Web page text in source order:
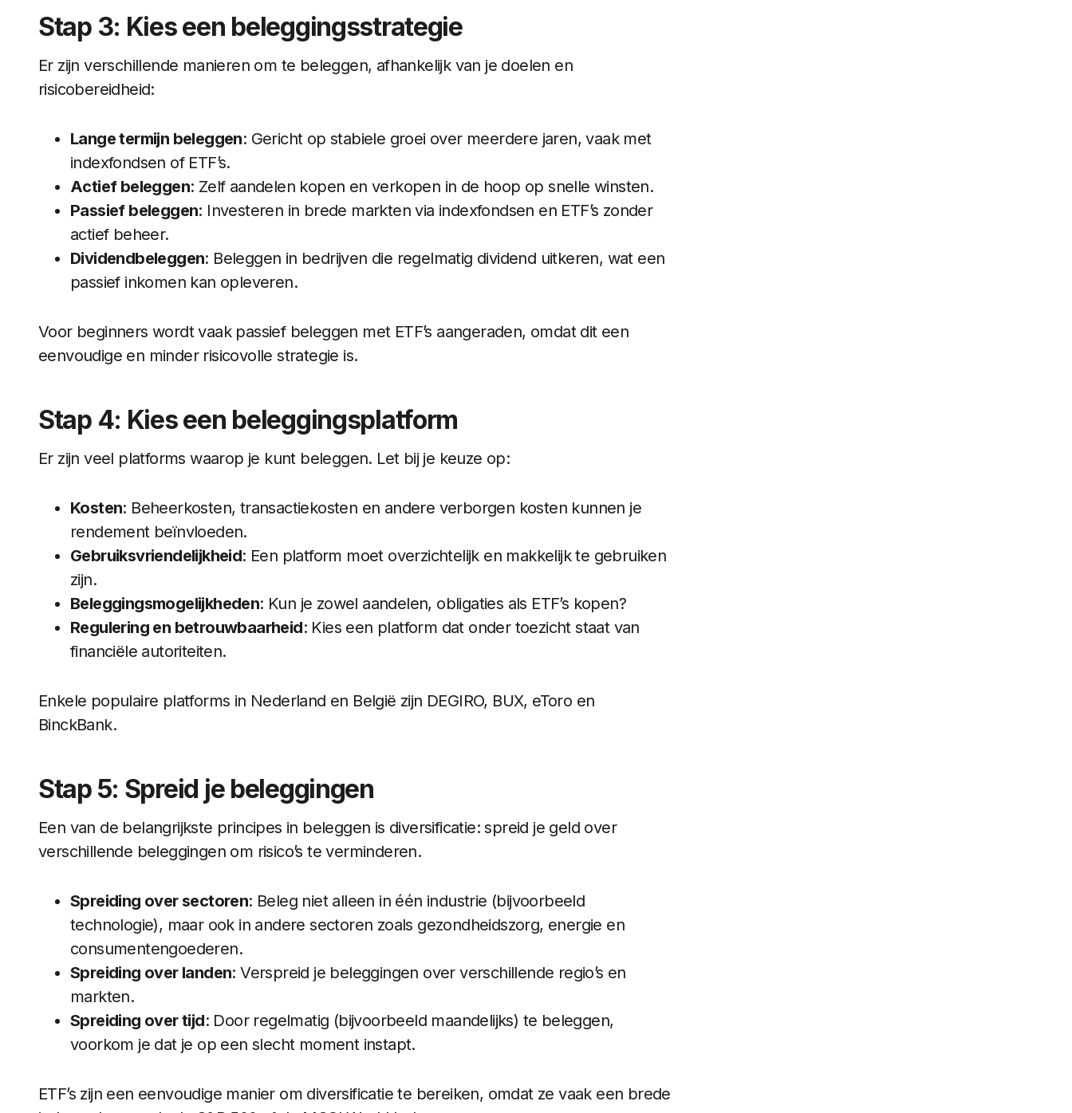
Stap 3: Kies een beleggingsstrategie
Er zijn verschillende manieren om te beleggen, afhankelijk van je doelen en
risicobereidheid:
Lange termijn beleggen: Gericht op stabiele groei over meerdere jaren, vaak met
indexfondsen of ETF’s.
Actief beleggen: Zelf aandelen kopen en verkopen in de hoop op snelle winsten.
Passief beleggen: Investeren in brede markten via indexfondsen en ETF’s zonder
actief beheer.
Dividendbeleggen: Beleggen in bedrijven die regelmatig dividend uitkeren, wat een
passief inkomen kan opleveren.
Voor beginners wordt vaak passief beleggen met ETF’s aangeraden, omdat dit een
eenvoudige en minder risicovolle strategie is.
Stap 4: Kies een beleggingsplatform
Er zijn veel platforms waarop je kunt beleggen. Let bij je keuze op:
Kosten: Beheerkosten, transactiekosten en andere verborgen kosten kunnen je
rendement beïnvloeden.
Gebruiksvriendelijkheid: Een platform moet overzichtelijk en makkelijk te gebruiken
zijn.
Beleggingsmogelijkheden: Kun je zowel aandelen, obligaties als ETF’s kopen?
Regulering en betrouwbaarheid: Kies een platform dat onder toezicht staat van
financiële autoriteiten.
Enkele populaire platforms in Nederland en België zijn DEGIRO, BUX, eToro en
BinckBank.
Stap 5: Spreid je beleggingen
Een van de belangrijkste principes in beleggen is diversificatie: spreid je geld over
verschillende beleggingen om risico’s te verminderen.
Spreiding over sectoren: Beleg niet alleen in één industrie (bijvoorbeeld
technologie), maar ook in andere sectoren zoals gezondheidszorg, energie en
consumentengoederen.
Spreiding over landen: Verspreid je beleggingen over verschillende regio’s en
markten.
Spreiding over tijd: Door regelmatig (bijvoorbeeld maandelijks) te beleggen,
voorkom je dat je op een slecht moment instapt.
ETF’s zijn een eenvoudige manier om diversificatie te bereiken, omdat ze vaak een brede